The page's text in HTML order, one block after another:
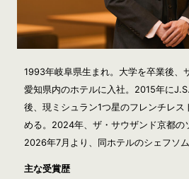
1993年岐阜県生まれ。大学を卒業後、
愛知県内のホテルに入社。2015年に
後、現ミシュラン1つ星のフレンチレ
める。2024年、ザ・サウザンド京都の
2026年7月より、同ホテルのシェフソム
主な受賞歴